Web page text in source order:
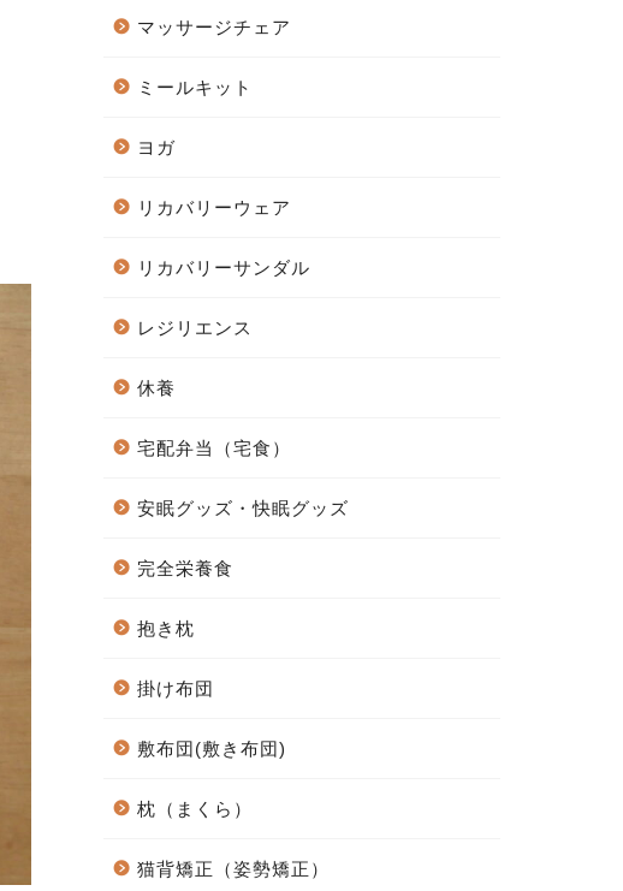
マッサージチェア
ミールキット
ヨガ
リカバリーウェア
リカバリーサンダル
レジリエンス
休養
宅配弁当（宅食）
安眠グッズ・快眠グッズ
完全栄養食
抱き枕
掛け布団
敷布団(敷き布団)
枕（まくら）
猫背矯正（姿勢矯正）